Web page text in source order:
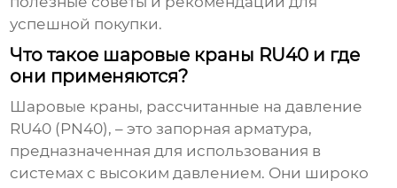
успешной покупки.
Что такое шаровые краны RU40 и где
они применяются?
Шаровые краны, рассчитанные на давление
RU40 (PN40), – это запорная арматура,
предназначенная для использования в
системах с высоким давлением. Они широко